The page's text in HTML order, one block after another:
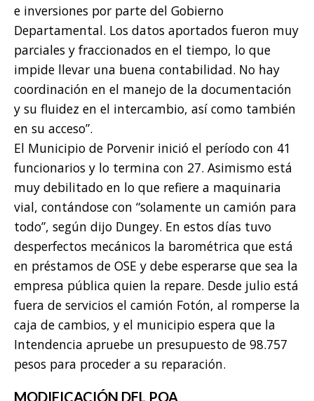
e inversiones por parte del Gobierno
Departamental. Los datos aportados fueron muy
parciales y fraccionados en el tiempo, lo que
impide llevar una buena contabilidad. No hay
coordinación en el manejo de la documentación
y su fluidez en el intercambio, así como también
en su acceso”.
El Municipio de Porvenir inició el período con 41
funcionarios y lo termina con 27. Asimismo está
muy debilitado en lo que refiere a maquinaria
vial, contándose con “solamente un camión para
todo”, según dijo Dungey. En estos días tuvo
desperfectos mecánicos la barométrica que está
en préstamos de OSE y debe esperarse que sea la
empresa pública quien la repare. Desde julio está
fuera de servicios el camión Fotón, al romperse la
caja de cambios, y el municipio espera que la
Intendencia apruebe un presupuesto de 98.757
pesos para proceder a su reparación.
MODIFICACIÓN DEL POA